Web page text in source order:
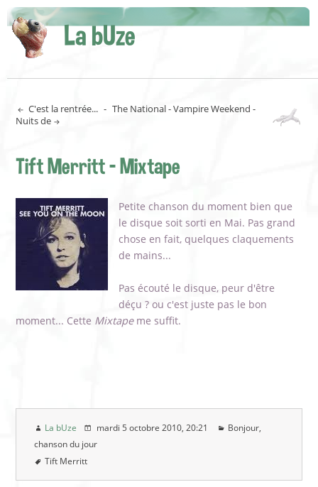
La bUze
C'est la rentrée... - The National - Vampire Weekend -
Nuits de
Tift Merritt - Mixtape
Petite chanson du moment bien que
le disque soit sorti en Mai. Pas grand
chose en fait, quelques claquements
de mains...
Pas écouté le disque, peur d'être
déçu ? ou c'est juste pas le bon
moment... Cette Mixtapeme suffit.
La bUze mardi 5 octobre 2010 , 20:21
Bonjour,
chanson du jour
Tift Merritt